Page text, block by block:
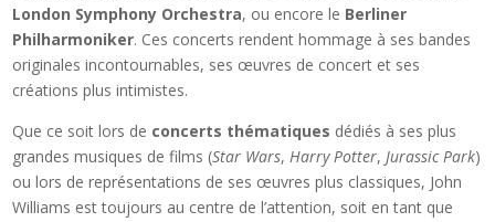
London Symphony Orchestra, ou encore le Berliner
Philharmoniker. Ces concerts rendent hommage à ses bandes
originales incontournables, ses œuvres de concert et ses
créations plus intimistes.
Que ce soit lors de concerts thématiques dédiés à ses plus
grandes musiques de films (Star Wars,Harry Potter,Jurassic Park)
ou lors de représentations de ses œuvres plus classiques, John
Williams est toujours au centre de l’attention, soit en tant que